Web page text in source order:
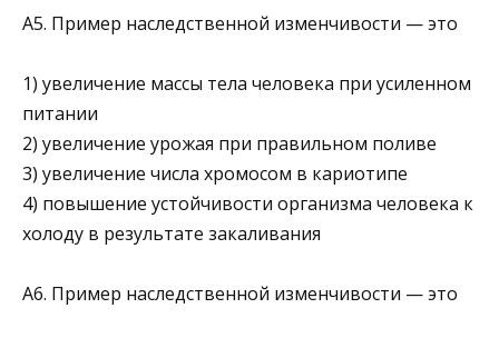
А5. Пример наследственной изменчивости — это
1) увеличение массы тела человека при усиленном
питании
2) увеличение урожая при правильном поливе
3) увеличение числа хромосом в кариотипе
4) повышение устойчивости организма человека к
холо­ду в результате закаливания
А6. Пример наследственной изменчивости — это